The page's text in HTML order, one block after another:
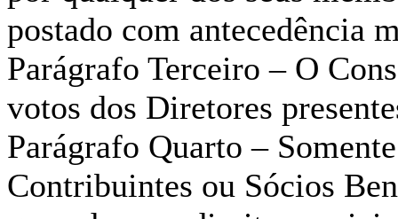
postado com antecedência
Parágrafo Terceiro – O
votos dos Diretores
Parágrafo Quarto –
Contribuintes ou Sócios